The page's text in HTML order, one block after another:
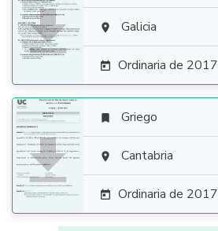
  Galicia
 Ordinaria de 2017

 Griego
 Cantabria
 Ordinaria de 2017